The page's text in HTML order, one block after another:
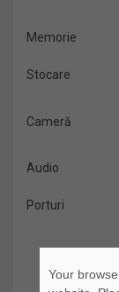
Memorie
Stocare
Cameră
Audio
Porturi
Your